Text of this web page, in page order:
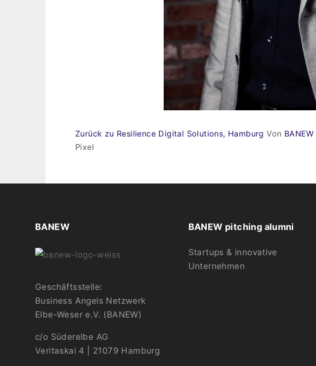
Zurück zu Resilience Digital Solutions, Hamburg Von BANEW
Pixel
BANEW
Geschäftsstelle:
Business Angels Netzwerk
Elbe-Weser e.V. (BANEW)
c/o Süderelbe AG
Veritaskai 4 | 21079 Hamburg
BANEW pitching alumni
Startups & innovative
Unternehmen